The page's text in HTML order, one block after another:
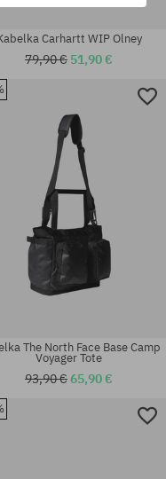
veľkosť
Carhartt WIP Olney
79,90 € 51,90 €
The North Face Base Camp
Voyager Tote
93,90 €65,90 €